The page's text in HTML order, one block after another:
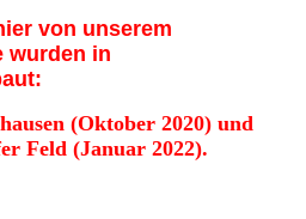
von unserem
wurden in
(Oktober 2020) und
Feld (Januar 2022).